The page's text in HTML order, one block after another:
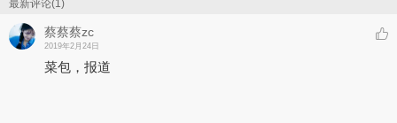
最新评论(1)
蔡蔡蔡zc
2019年2月24日
菜包，报道